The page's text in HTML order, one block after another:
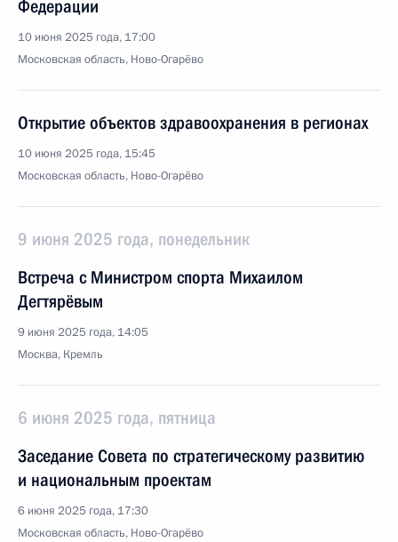
Федерации
10 июня 2025 года, 17:00
Московская область, Ново-Огарёво
Открытие объектов здравоохранения в регионах
10 июня 2025 года, 15:45
Московская область, Ново-Огарёво
9 июня 2025 года, понедельник
Встреча с Министром спорта Михаилом
Дегтярёвым
9 июня 2025 года, 14:05
Москва, Кремль
6 июня 2025 года, пятница
Заседание Совета по стратегическому развитию
и национальным проектам
6 июня 2025 года, 17:30
Московская область, Ново-Огарёво